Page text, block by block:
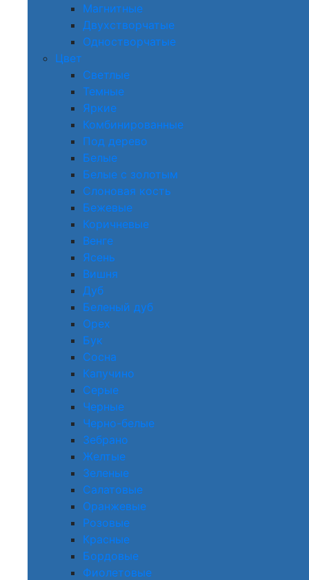
Магнитные
Двухстворчатые
Одностворчатые
Цвет
Светлые
Темные
Яркие
Комбинированные
Под дерево
Белые
Белые с золотым
Слоновая кость
Бежевые
Коричневые
Венге
Ясень
Вишня
Дуб
Беленый дуб
Орех
Бук
Сосна
Капучино
Серые
Черные
Черно-белые
Зебрано
Желтые
Зеленые
Салатовые
Оранжевые
Розовые
Красные
Бордовые
Фиолетовые